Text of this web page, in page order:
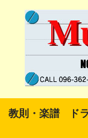
教則・楽譜 ド